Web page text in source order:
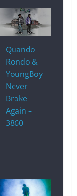
Quando
Rondo &
YoungBoy
Never
Broke
Again –
3860